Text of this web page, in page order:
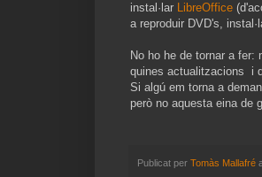
instal·lar LibreOffice
a reproduir DVD's,
No ho he de tornar a fer:
quines actualitzacions i
Si algú em torna a
però no aquesta eina de
Publicat per Tomàs Mallafré